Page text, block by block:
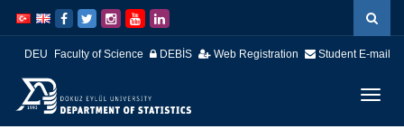
atla
Navigasyona
atla
DEU Faculty of Science DEBİS Web Registration Student E-mail